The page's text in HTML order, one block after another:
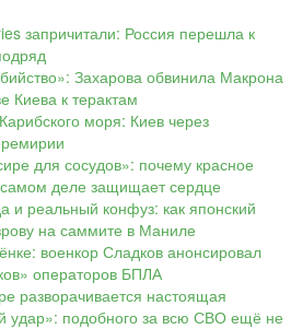
запричитали: Россия перешла к
Захарова обвинила Макрона
Киева к терактам
моря: Киев через
для сосудов»: почему красное
самом деле защищает сердце
реальный конфуз: как японский
на саммите в Маниле
военкор Сладков анонсировал
операторов БПЛА
разворачивается настоящая
удар»: подобного за всю СВО ещё не